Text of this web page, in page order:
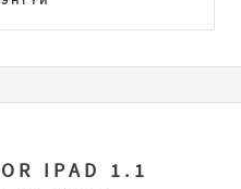
IPAD 1.1